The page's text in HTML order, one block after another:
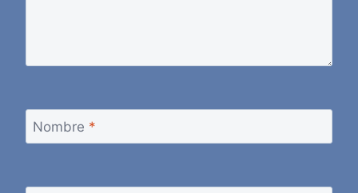
Nombre *